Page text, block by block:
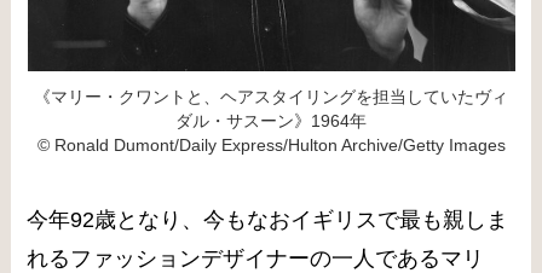
《マリー・クワントと、ヘアスタイリングを担当していたヴィ
ダル・サスーン》1964年
© Ronald Dumont/Daily Express/Hulton Archive/Getty Images
今年92歳となり、今もなおイギリスで最も親しま
れるファッションデザイナーの一人であるマリ